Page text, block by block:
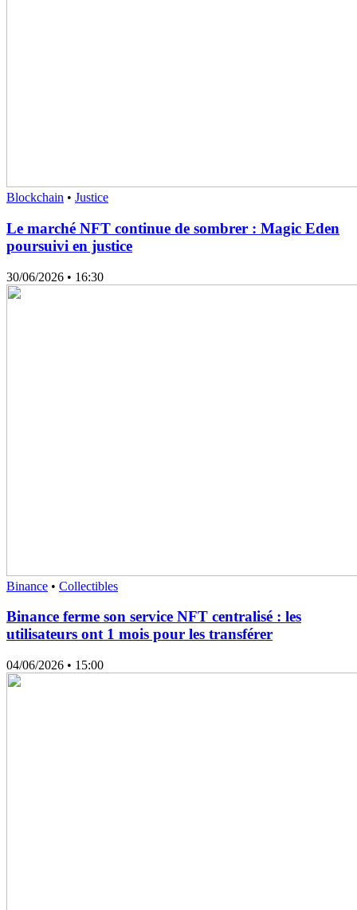
Blockchain • Justice
Le marché NFT continue de sombrer : Magic Eden
poursuivi en justice
30/06/2026 • 16:30
Binance • Collectibles
Binance ferme son service NFT centralisé : les
utilisateurs ont 1 mois pour les transférer
04/06/2026 • 15:00